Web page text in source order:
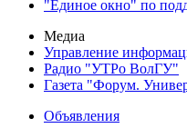
"Единое окно" по
Медиа
Управление
Радио "УТРо ВолГУ"
Газета "Форум.
Объявления